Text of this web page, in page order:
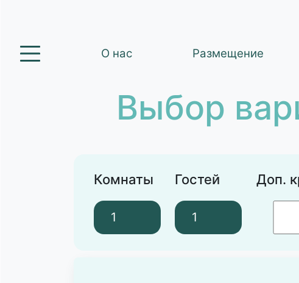
О нас Размещение
Выбор
Комнаты Гостей Доп.